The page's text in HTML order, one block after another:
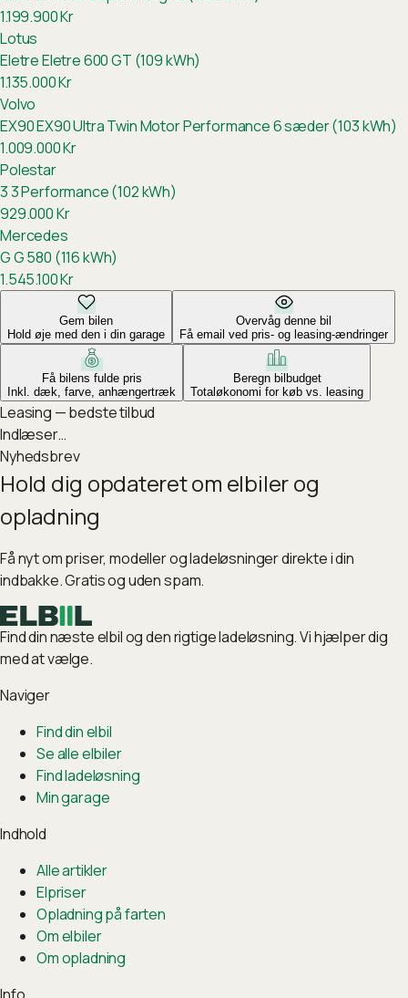
1.199.900Kr
Lotus
EletreEletre 600 GT (109 kWh)
1.135.000Kr
Volvo
EX90EX90 Ultra Twin Motor Performance 6 sæder (103 kWh)
1.009.000Kr
Polestar
33 Performance (102 kWh)
929.000Kr
Mercedes
GG 580 (116 kWh)
1.545.100Kr
Gem bilen
Hold øje med den i din garage
Overvåg denne bil
Få email ved pris- og leasing-ændringer
Få bilens fulde pris
Inkl. dæk, farve, anhængertræk
Beregn bilbudget
Totaløkonomi for køb vs. leasing
Leasing — bedste tilbud
Indlæser…
Nyhedsbrev
Hold dig opdateret om elbiler og
opladning
Få nyt om priser, modeller og ladeløsninger direkte i din
indbakke. Gratis og uden spam.
Find din næste elbil og den rigtige ladeløsning. Vi hjælper dig
med at vælge.
Naviger
Find din elbil
Se alle elbiler
Find ladeløsning
Min garage
Indhold
Alle artikler
Elpriser
Opladning på farten
Om elbiler
Om opladning